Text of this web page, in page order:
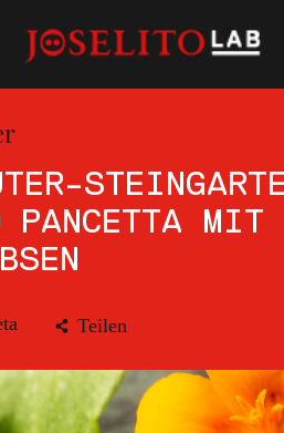
PANCETTA MIT
Teilen